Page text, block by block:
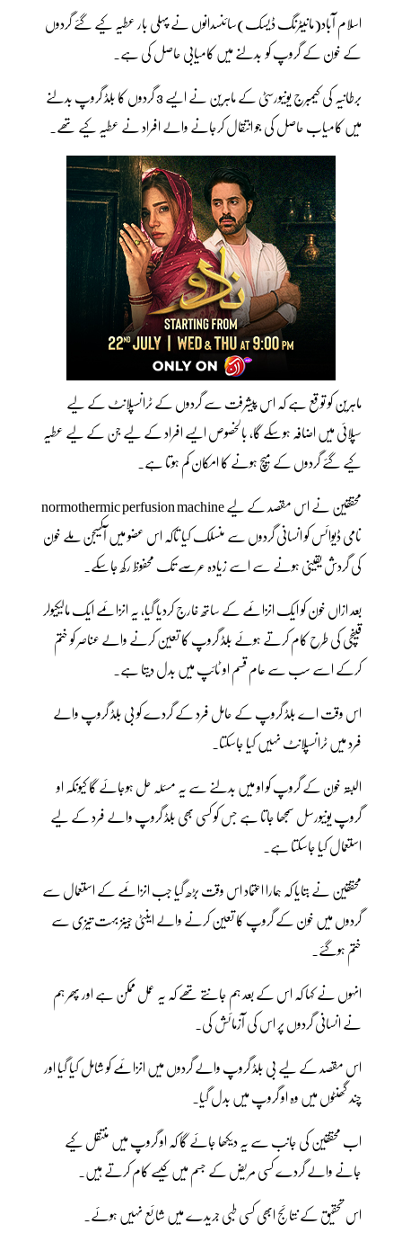
اسلام آباد(مانیٹرنگ ڈیسک)سائنسدانوں نے پہلی بار عطیہ کیے گئے گردوں
کے خون کے گروپ کو بدلنے میں کامیابی حاصل کی ہے۔
برطانیہ کی کیمبرج یونیورسٹی کے ماہرین نے ایسے 3 گردوں کا بلڈ گروپ بدلنے
میں کامیاب حاصل کی جو انتقال کرجانے والے افراد نے عطیہ کیے تھے۔
ماہرین کو توقع ہے کہ اس پیشرفت سے گردوں کے ٹرانسپلانٹ کے لیے
سپلائی میں اضافہ ہوسکے گا، بالخصوص ایسے افراد کے لیے جن کے لیے عطیہ
کیے گئے گردوں کے میچ ہونے کا امکان کم ہوتا ہے۔
محققین نے اس مقصد کے لیے normothermic perfusion machine
نامی ڈیوائس کو انسانی گردوں سے منسلک کیا تاکہ اس عضو میں آکسیجن ملے خون
کی گردش یقینی ہونے سے اسے زیادہ عرصے تک محفوظ رکھ جاسکے۔
بعد ازاں خون کو ایک انزائمے کے ساتھ خارج کردیا گیا، یہ انزائمے ایک مالیکیولر
قینچی کی طرح کام کرتے ہوئے بلڈ گروپ کا تعین کرنے والے عناصر کو ختم
کرکے اسے سب سے عام قسم او ٹائپ میں بدل دیتا ہے۔
اس وقت اے بلڈ گروپ کے حامل فرد کے گردے کو بی بلڈ گروپ والے
فرد میں ٹرانسپلانٹ نہیں کیا جاسکتا۔
البتہ خون کے گروپ کو او میں بدلنے سے یہ مسئلہ حل ہوجائے گا کیونکہ او
گروپ یونیورسل سمجھا جاتا ہے جس کو کسی بھی بلڈ گروپ والے فرد کے لیے
استعمال کیا جاسکتا ہے۔
محققین نے بتایا کہ ہمارا اعتماد اس وقت بڑھ گیا جب انزائمے کے استعمال سے
گردوں میں خون کے گروپ کا تعین کرنے والے اینٹی جینز بہت تیزی سے
ختم ہوگئے۔
انہوں نے کہا کہ اس کے بعد ہم جانتے تھے کہ یہ عمل ممکن ہے اور پھر ہم
نے انسانی گردوں پر اس کی آزمائش کی۔
اس مقصد کے لیے بی بلڈ گروپ والے گردوں میں انزائمے کو شامل کیا گیا اور
چند گھنٹوں میں وہ او گروپ میں بدل گیا۔
اب محققین کی جانب سے یہ دیکھا جائے گا کہ او گروپ میں منتقل کیے
جانے والے گردے کسی مریض کے جسم میں کیسے کام کرتے ہیں۔
اس تحقیق کے نتائج ابھی کسی طبی جریدے میں شائع نہیں ہوئے۔